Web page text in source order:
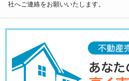
社へご連絡をお願いいたします。